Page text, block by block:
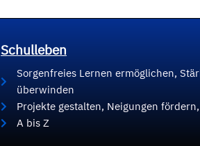
Schulleben
Sorgenfreies Lernen ermöglichen,
überwinden
Projekte gestalten, Neigungen
A bis Z